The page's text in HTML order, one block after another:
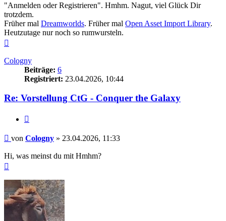
"Anmelden oder Registrieren". Hmhm. Nagut, viel Glück Dir
trotzdem.
Früher mal Dreamworlds. Früher mal Open Asset Import Library.
Heutzutage nur noch so rumwursteln.
Cologny
Beiträge: 6
Registriert: 23.04.2026, 10:44
Re: Vorstellung CtG - Conquer the Galaxy
Beitrag
von Cologny » 23.04.2026, 11:33
Hi, was meinst du mit Hmhm?